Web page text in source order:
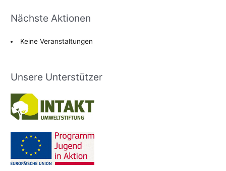
Nächste Aktionen
Keine Veranstaltungen
Unsere Unterstützer